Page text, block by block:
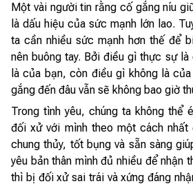
Một vài người tin rằng cố gắng níu
là dấu hiệu của sức mạnh lớn lao.
ta cần nhiều sức mạnh hơn thế để
nên buông tay. Bởi điều gì thực sự
là của bạn, còn điều gì không là
gắng đến đâu vẫn sẽ không bao giờ
Trong tình yêu, chúng ta không thể
đối xử với mình theo một cách nhất
chung thủy, tốt bụng và sẵn sàng
yêu bản thân mình đủ nhiều để nhận
thì bị đối xử sai trái và xứng đáng